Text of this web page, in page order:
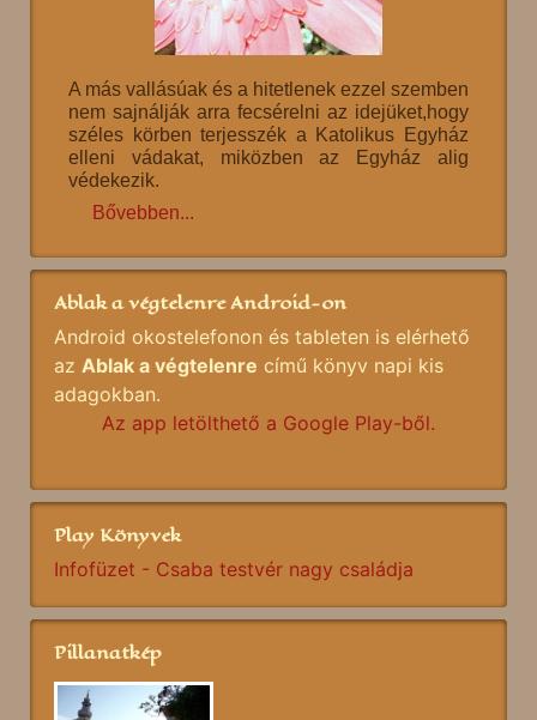
A más vallásúak és a hitetlenek ezzel szemben
nem sajnálják arra fecsérelni az idejüket,hogy
széles körben terjesszék a Katolikus Egyház
elleni vádakat, miközben az Egyház alig
védekezik.
Bővebben...
Ablak a végtelenre Android-on
Android okostelefonon és tableten is elérhető
az Ablak a végtelenre című könyv napi kis
adagokban.
Az app letölthető a Google Play-ből.
Play Könyvek
Infofüzet - Csaba testvér nagy családja
Pillanatkép